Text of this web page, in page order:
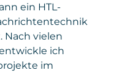
ein HTL-
Nach vielen
ich
im